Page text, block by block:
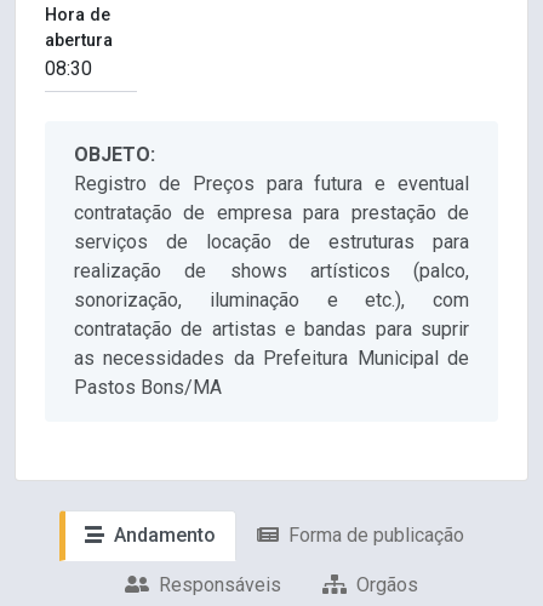
Hora de
abertura
OBJETO:
Registro de Preços para futura e eventual
contratação de empresa para prestação de
serviços de locação de estruturas para
realização de shows artísticos (palco,
sonorização, iluminação e etc.), com
contratação de artistas e bandas para suprir
as necessidades da Prefeitura Municipal de
Pastos Bons/MA
Andamento Forma de publicação
Responsáveis Orgãos